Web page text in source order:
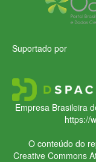
Suportado por
Empresa Brasileira
https://
O conteúdo do
Creative Commons